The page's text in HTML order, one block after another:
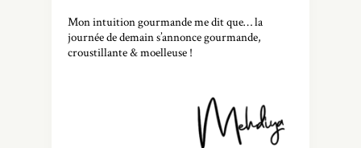
Mon intuition gourmande me dit que… la
journée de demain s’annonce gourmande,
croustillante & moelleuse !